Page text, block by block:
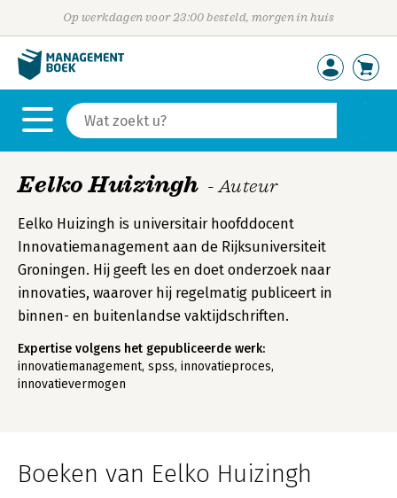
Op werkdagen voor 23:00 besteld, morgen in huis
Eelko Huizingh - Auteur
Eelko Huizingh is universitair hoofddocent
Innovatiemanagement aan de Rijksuniversiteit
Groningen. Hij geeft les en doet onderzoek naar
innovaties, waarover hij regelmatig publiceert in
binnen- en buitenlandse vaktijdschriften.
Expertise volgens het gepubliceerde werk:
innovatiemanagement, spss, innovatieproces,
innovatievermogen
Boeken van Eelko Huizingh